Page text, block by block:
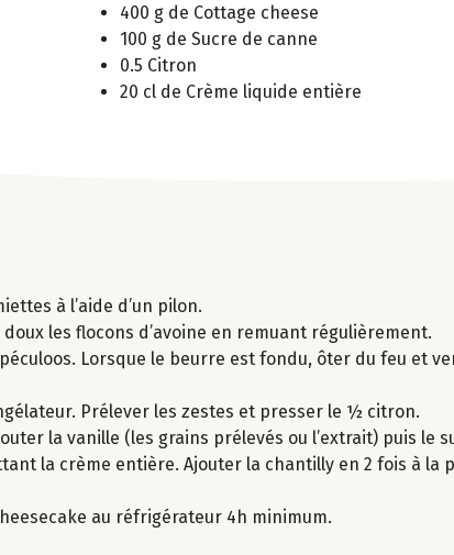
400 g de Cottage cheese
100 g de Sucre de canne
0.5 Citron
20 cl de Crème liquide entière
à l’aide d’un pilon.
les flocons d’avoine en remuant régulièrement.
Lorsque le beurre est fondu, ôter du feu et
Prélever les zestes et presser le ½ citron.
la vanille (les grains prélevés ou l’extrait) puis le
la crème entière. Ajouter la chantilly en 2 fois à la
au réfrigérateur 4h minimum.